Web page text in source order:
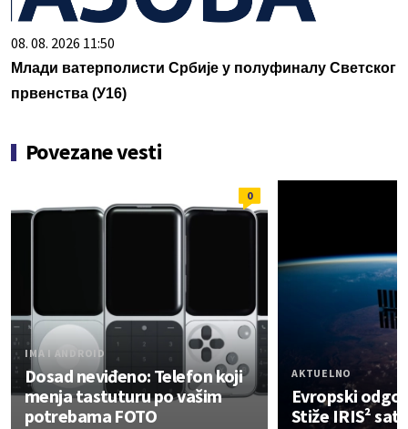
08. 08. 2026 11:50
Млади ватерполисти Србије у полуфиналу Светског
првенства (У16)
Povezane vesti
0
IMA I ANDROID
Dosad neviđeno: Telefon koji
menja tastuturu po vašim
potrebama FOTO
AKTUELNO
Evropski
Stiže IRIS²